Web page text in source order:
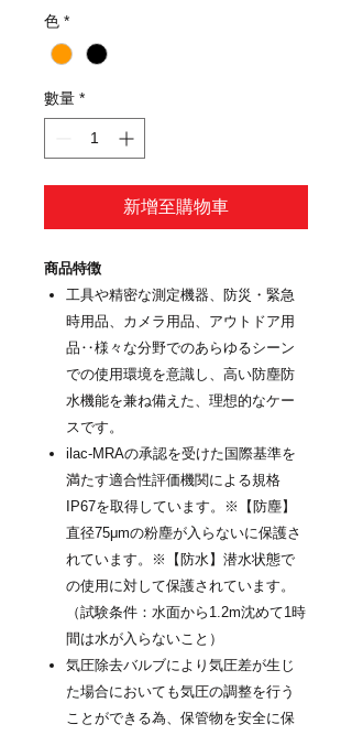
色 *
數量 *
新增至購物車
商品特徴
工具や精密な測定機器、防災・緊急
時用品、カメラ用品、アウトドア用
品‥様々な分野でのあらゆるシーン
での使用環境を意識し、高い防塵防
水機能を兼ね備えた、理想的なケー
スです。
ilac-MRAの承認を受けた国際基準を
満たす適合性評価機関による規格
IP67を取得しています。※【防塵】
直径75μmの粉塵が入らないに保護さ
れています。※【防水】潜水状態で
の使用に対して保護されています。
（試験条件：水面から1.2m沈めて1時
間は水が入らないこと）
気圧除去バルブにより気圧差が生じ
た場合においても気圧の調整を行う
ことができる為、保管物を安全に保